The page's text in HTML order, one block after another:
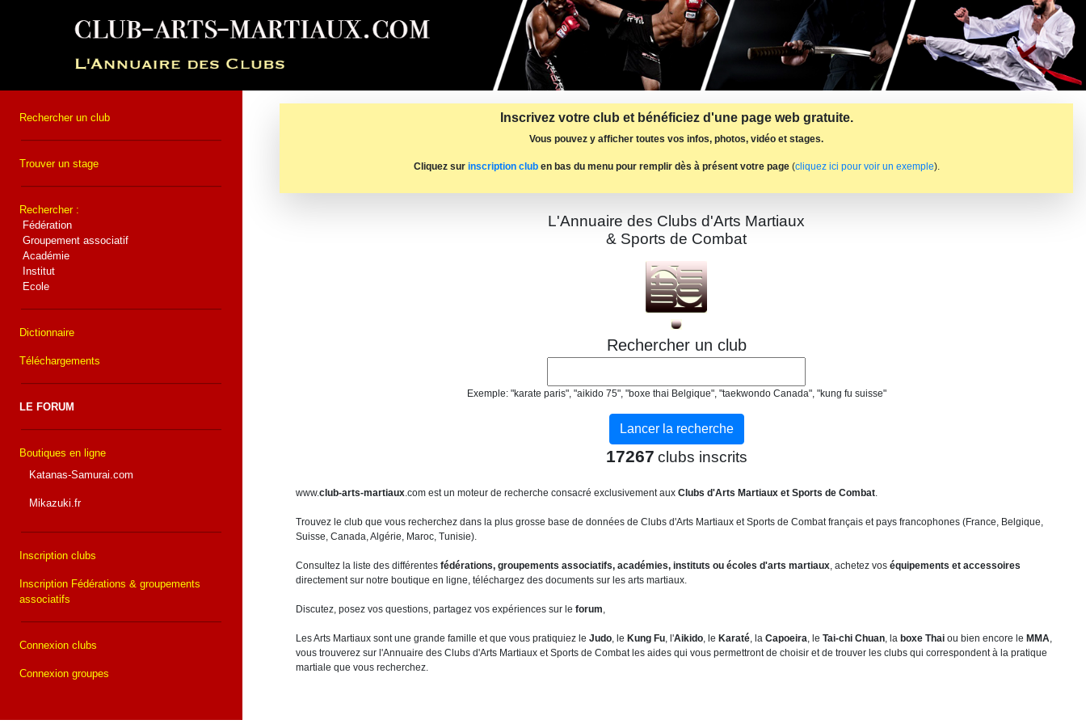
Rechercher un club
Trouver un stage
Rechercher :
Fédération
Groupement associatif
Académie
Institut
Ecole
Dictionnaire
Téléchargements
LE FORUM
Boutiques en ligne
Katanas-Samurai.com
Mikazuki.fr
Inscription clubs
Inscription Fédérations & groupements
associatifs
Connexion clubs
Connexion groupes
Inscrivez votre club et bénéficiez d'une page web gratuite.
Vous pouvez y afficher toutes vos infos, photos, vidéo et stages.
Cliquez sur inscription cluben bas du menu pour remplir dès à présent votre page(cliquez ici pour voir un exemple).
L'Annuaire des Clubs d'Arts Martiaux
& Sports de Combat
Rechercher un club
Exemple: "karate paris", "aikido 75", "boxe thai Belgique", "taekwondo Canada", "kung fu suisse"
17267 clubs inscrits
www.club-arts-martiaux.com est un moteur de recherche consacré exclusivement aux Clubs d'Arts Martiaux et Sports de Combat.
Trouvez le club que vous recherchez dans la plus grosse base de données de Clubs d'Arts Martiaux et Sports de Combat français et pays francophones (France, Belgique,
Suisse, Canada, Algérie, Maroc, Tunisie).
Consultez la liste des différentes fédérations, groupements associatifs, académies, instituts ou écoles d'arts martiaux, achetez vos équipements et accessoires
directement sur notre boutique en ligne, téléchargez des documents sur les arts martiaux.
Discutez, posez vos questions, partagez vos expériences sur le forum,
Les Arts Martiaux sont une grande famille et que vous pratiquiez le Judo, le Kung Fu, l'Aikido, le Karaté, la Capoeira, le Tai-chi Chuan, la boxe Thai ou bien encore le MMA,
vous trouverez sur l'Annuaire des Clubs d'Arts Martiaux et Sports de Combat les aides qui vous permettront de choisir et de trouver les clubs qui correspondent à la pratique
martiale que vous recherchez.